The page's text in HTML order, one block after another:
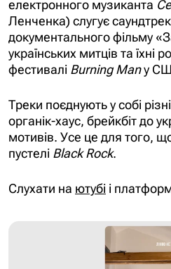
електронного музиканта
Ленченка) слугує
документального фільму
українських митців та їхні
фестивалі Burning Manу
Треки поєднують у собі
органік-хаус, брейкбіт до
мотивів. Усе це для того,
пустелі Black Rock.
Слухати на ютубі і